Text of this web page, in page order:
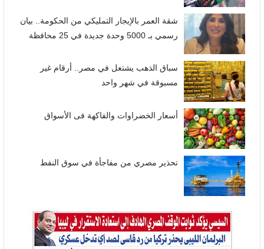
شقة العمر بالإيجار التمليكي من الحكومة.. بيان
رسمي بـ 5000 وحدة جديدة في 25 محافظة
سباق الذهب يشتعل في مصر.. أرقام غير
مسبوقة في شهر واحد
أسعار الخضراوات والفاكهة فى الأسواق
تحذير مصري من مفاجأة في سوق النفط